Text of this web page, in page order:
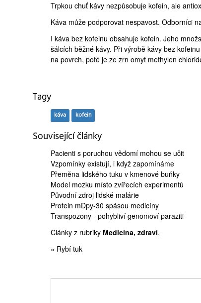
Trpkou chuťkávy nezpůsobuje kofein, ale
Káva může podporovat nespavost. Odborníci
I káva bez kofeinu obsahuje kofein. Jeho
šálcích běžné kávy. Při výrobě kávy bez
na povrch, poté je ze zrn omyt methylen
Tagy
káva kofein
Související články
Pacienti s poruchou vědomí mohou se učit
Vzpomínky existují, i když zapomínáme
Přeměna lidského tuku v kmenové buňky
Model mozku místo zvířecích experimentů
Původní zdroj lidské malárie
Protein mDpy-30 spásou medicíny
Transpozony - pohybliví genomoví paraziti
Články z rubriky Medicína, zdraví,
« Rybí tuk